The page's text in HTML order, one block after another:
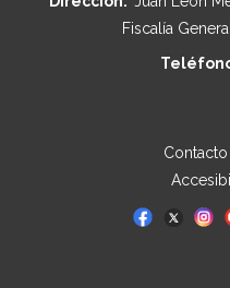
Fiscalía